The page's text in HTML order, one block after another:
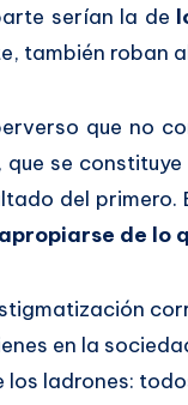
serían la de
también roban
que no
se
del
de lo
en la
los ladrones: